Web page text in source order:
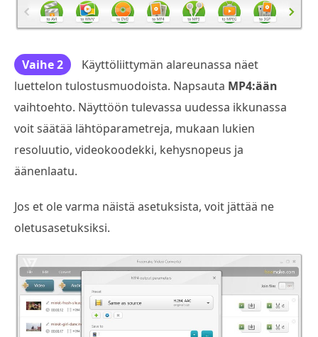
Vaihe 2
Käyttöliittymän alareunassa näet
luettelon tulostusmuodoista. Napsauta MP4:ään
vaihtoehto. Näyttöön tulevassa uudessa ikkunassa
voit säätää lähtöparametreja, mukaan lukien
resoluutio, videokoodekki, kehysnopeus ja
äänenlaatu.
Jos et ole varma näistä asetuksista, voit jättää ne
oletusasetuksiksi.